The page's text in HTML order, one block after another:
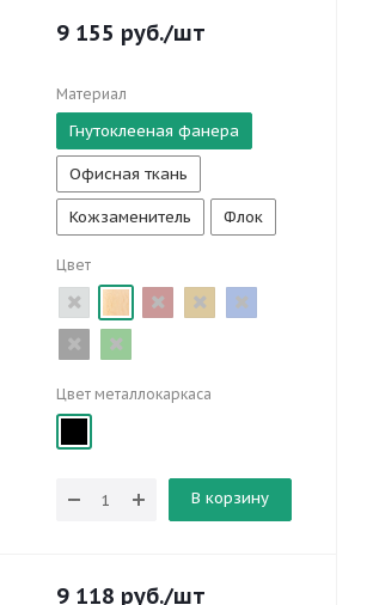
9 155 руб./шт
Материал
Гнутоклееная фанера
Офисная ткань
Кожзаменитель Флок
Цвет
Цвет металлокаркаса
В корзину
9 118 руб./шт